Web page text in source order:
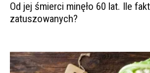
Od jej śmierci minęło 60 lat. Ile
zatuszowanych?